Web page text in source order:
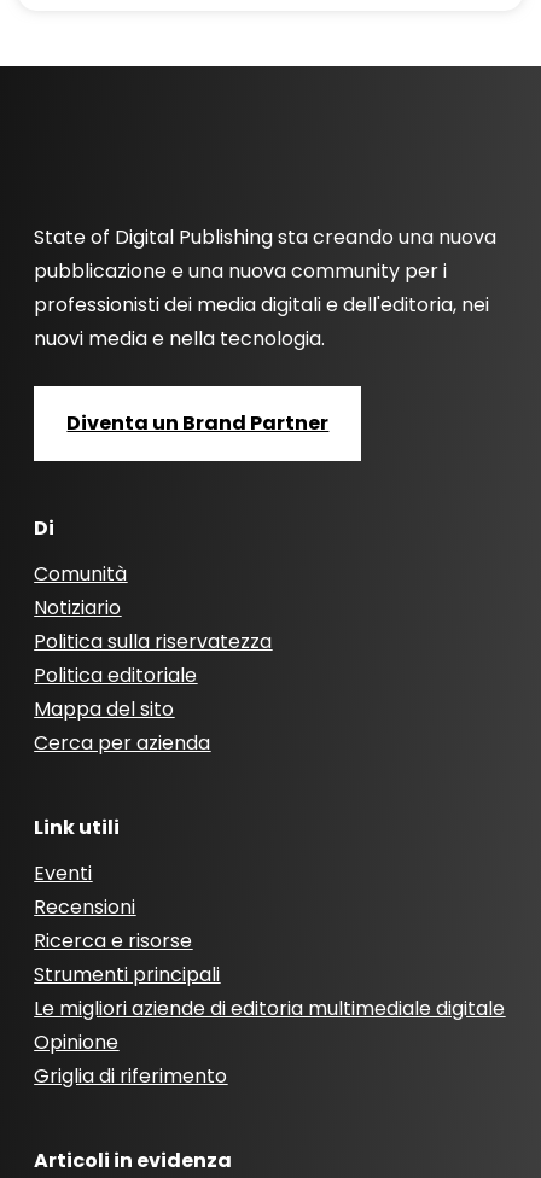
State of Digital Publishing sta creando una nuova
pubblicazione e una nuova community per i
professionisti dei media digitali e dell'editoria, nei
nuovi media e nella tecnologia.
Diventa un Brand Partner
Di
Comunità
Notiziario
Politica sulla riservatezza
Politica editoriale
Mappa del sito
Cerca per azienda
Link utili
Eventi
Recensioni
Ricerca e risorse
Strumenti principali
Le migliori aziende di editoria multimediale digitale
Opinione
Griglia di riferimento
Articoli in evidenza